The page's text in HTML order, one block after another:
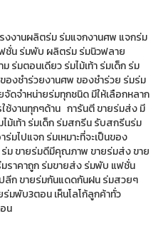
งานผลิตร่ม ร่มแจกงานศพ แจกร่ม
ชั่น ร่มพับ ผลิตร่ม ร่มนิวฟลาย
มตอนเดียว ร่มไม้เท้า ร่มเด็ก ร่ม
งชำร่วยงานศพ ของชำร่วย ร่มร่ม
ดจำหน่ายร่มทุกชนิด มีให้เลือกหลาก
ช้งานทุกๆด้าน การันตี ขายร่มส่ง มี
ม้เท้า ร่มเด็ก ร่มสกรีน รับสกรีนร่ม
มไปแจก ร่มเหมาะที่จะเป็นของ
ม ขายร่มดีมีคุณภาพ ขายร่มส่ง ขาย
ราคาถูก ร่มขายส่ง ร่มพับ แฟชั่น
ลีก ขายร่มกันแดดกันฝน ร่มสวยๆ
มพับ3ตอน เห็นโลโก้ลูกค้าทั่ว
น